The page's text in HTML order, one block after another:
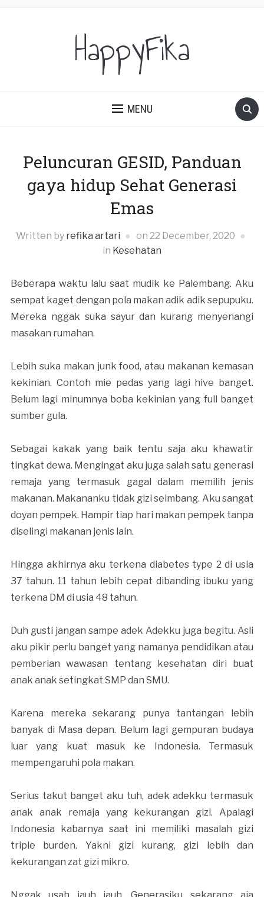
HappyFika
MENU
Peluncuran GESID, Panduan
gaya hidup Sehat Generasi
Emas
Written by refika artari on 22 December, 2020
in Kesehatan
Beberapa waktu lalu saat mudik ke Palembang. Aku
sempat kaget dengan pola makan adik adik sepupuku.
Mereka nggak suka sayur dan kurang menyenangi
masakan rumahan.
Lebih suka makan junk food, atau makanan kemasan
kekinian. Contoh mie pedas yang lagi hive banget.
Belum lagi minumnya boba kekinian yang full banget
sumber gula.
Sebagai kakak yang baik tentu saja aku khawatir
tingkat dewa. Mengingat aku juga salah satu generasi
remaja yang termasuk gagal dalam memilih jenis
makanan. Makananku tidak gizi seimbang. Aku sangat
doyan pempek. Hampir tiap hari makan pempek tanpa
diselingi makanan jenis lain.
Hingga akhirnya aku terkena diabetes type 2 di usia
37 tahun. 11 tahun lebih cepat dibanding ibuku yang
terkena DM di usia 48 tahun.
Duh gusti jangan sampe adek Adekku juga begitu. Asli
aku pikir perlu banget yang namanya pendidikan atau
pemberian wawasan tentang kesehatan diri buat
anak anak setingkat SMP dan SMU.
Karena mereka sekarang punya tantangan lebih
banyak di Masa depan. Belum lagi gempuran budaya
luar yang kuat masuk ke Indonesia. Termasuk
mempengaruhi pola makan.
Serius takut banget aku tuh, adek adekku termasuk
anak anak remaja yang kekurangan gizi. Apalagi
Indonesia kabarnya saat ini memiliki masalah gizi
triple burden. Yakni gizi kurang, gizi lebih dan
kekurangan zat gizi mikro.